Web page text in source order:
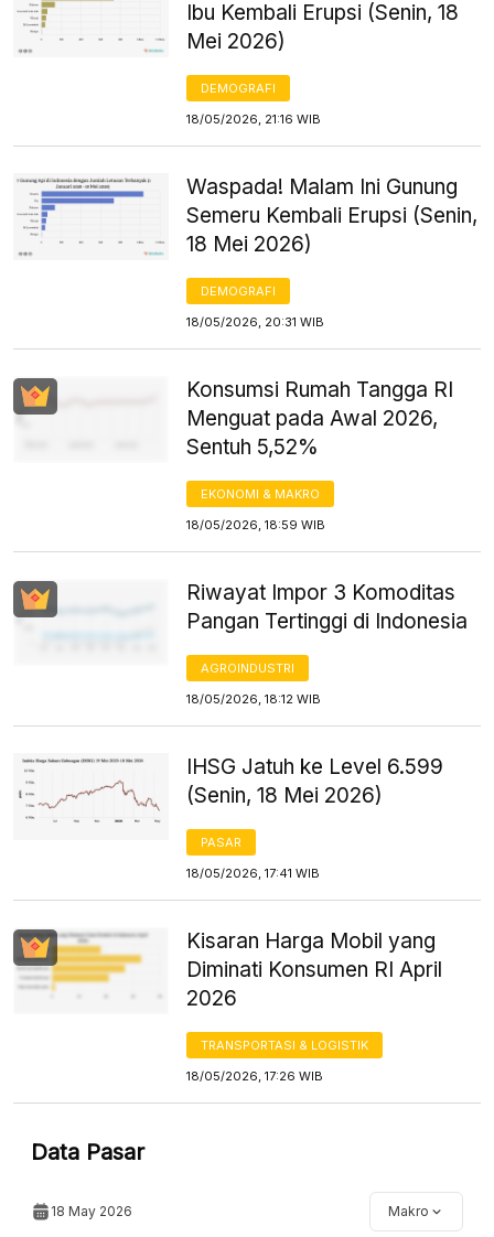
Ibu Kembali Erupsi (Senin, 18
Mei 2026)
DEMOGRAFI
18/05/2026, 21:16 WIB
Waspada! Malam Ini Gunung
Semeru Kembali Erupsi (Senin,
18 Mei 2026)
DEMOGRAFI
18/05/2026, 20:31 WIB
Konsumsi Rumah Tangga RI
Menguat pada Awal 2026,
Sentuh 5,52%
EKONOMI & MAKRO
18/05/2026, 18:59 WIB
Riwayat Impor 3 Komoditas
Pangan Tertinggi di Indonesia
AGROINDUSTRI
18/05/2026, 18:12 WIB
IHSG Jatuh ke Level 6.599
(Senin, 18 Mei 2026)
PASAR
18/05/2026, 17:41 WIB
Kisaran Harga Mobil yang
Diminati Konsumen RI April
2026
TRANSPORTASI & LOGISTIK
18/05/2026, 17:26 WIB
Data Pasar
18 May 2026 Makro